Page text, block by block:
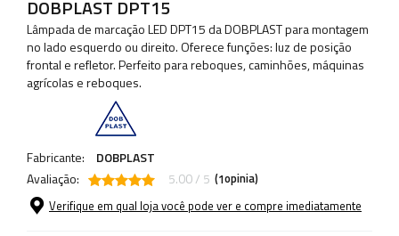
DOBPLAST DPT15
Lâmpada de marcação LED DPT15 da DOBPLAST para montagem
no lado esquerdo ou direito. Oferece funções: luz de posição
frontal e refletor. Perfeito para reboques, caminhões, máquinas
agrícolas e reboques.
Fabricante:
DOBPLAST
Avaliação:
5.00 / 5 (1opinia)
Verifique em qual loja você pode ver e compre imediatamente